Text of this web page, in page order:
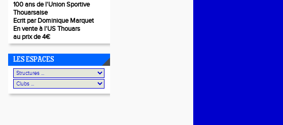
100 ans de l'Union Sportive
Thouarsaise
Ecrit par Dominique Marquet
En vente à l'US Thouars
au prix de 4€
LES ESPACES